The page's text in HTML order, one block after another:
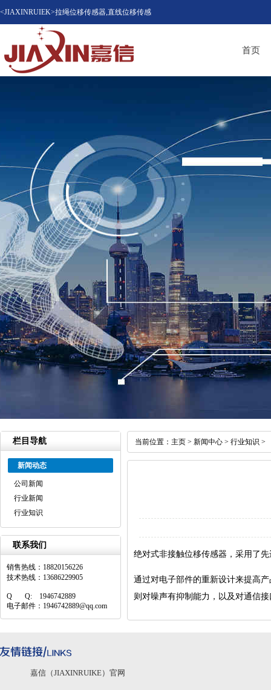
<JIAXINRUIEK>拉绳位移传感器,直线位移传感
器（位移计），磁致伸缩位移传感器，LVDT位
移传感器知名品牌供应商
首页
栏目导航
新闻动态
公司新闻
行业新闻
行业知识
联系我们
销售热线：18820156226
技术热线：13686229905
Q Q: 1946742889
电子邮件：1946742889@qq.com
当前位置： 主页 > 新闻中心 > 行业知识 >
绝对式非接触位移传感器，采用了
通过对电子部件的重新设计来提高
则对噪声有抑制能力，以及对通信
嘉信（JIAXINRUIKE）官网